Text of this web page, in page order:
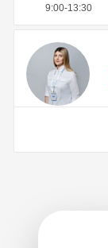
9:00-13:30